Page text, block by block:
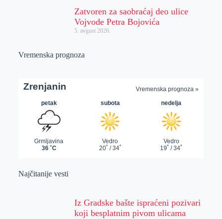
Zatvoren za saobraćaj deo ulice
Vojvode Petra Bojovića
5. avgust 2026.
Vremenska prognoza
Najčitanije vesti
Iz Gradske bašte ispraćeni pozivari
koji besplatnim pivom ulicama